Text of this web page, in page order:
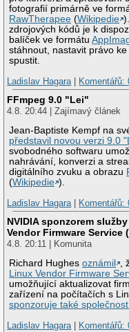
fotografií primárně ve
RawTherapee (Wikipedie
zdrojových kódů je k
balíček ve formátu
stáhnout, nastavit právo
spustit.
Ladislav Hagara| Komentářů:
FFmpeg 9.0 "Lei"
4.8. 20:44 | Zajímavý článek
Jean-Baptiste Kempf na
představil novou verzi 9.0
svobodného softwaru
nahrávání, konverzi a
digitálního zvuku a obrazu
(Wikipedie ).
Ladislav Hagara| Komentářů:
NVIDIA sponzorem
Vendor Firmware Service
4.8. 20:11 | Komunita
Richard Hughesoznámil
,
Linux Vendor Firmware
umožňující aktualizovat
zařízení na počítačích s
sponzoruje také
Ladislav Hagara| Komentářů: